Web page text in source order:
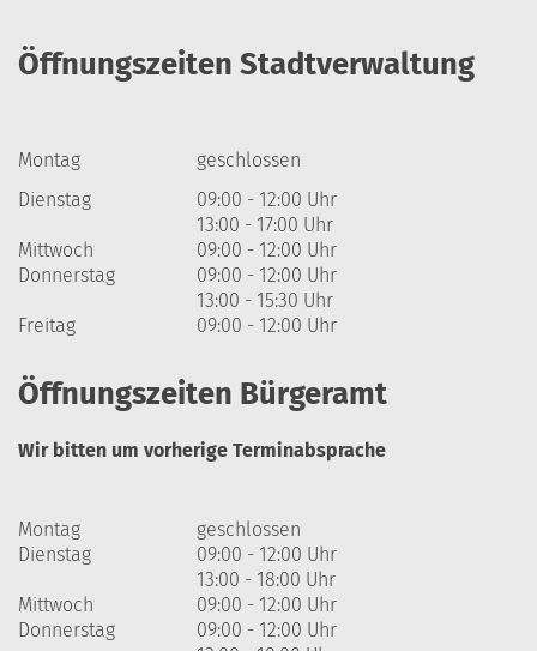
Öffnungszeiten Stadtverwaltung
Montag
geschlossen
Dienstag
09:00 - 12:00 Uhr
13:00 - 17:00 Uhr
Mittwoch
09:00 - 12:00 Uhr
Donnerstag
09:00 - 12:00 Uhr
13:00 - 15:30 Uhr
Freitag
09:00 - 12:00 Uhr
Öffnungszeiten Bürgeramt
Wir bitten um vorherige Terminabsprache
Montag
geschlossen
Dienstag
09:00 - 12:00 Uhr
13:00 - 18:00 Uhr
Mittwoch
09:00 - 12:00 Uhr
Donnerstag
09:00 - 12:00 Uhr